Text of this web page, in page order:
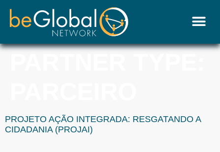
PROJETO AÇÃO INTEGRADA: RESGATANDO A
CIDADANIA (PROJAI)